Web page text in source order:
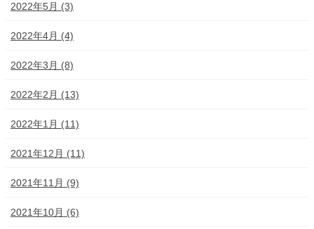
2022年5月 (3)
2022年4月 (4)
2022年3月 (8)
2022年2月 (13)
2022年1月 (11)
2021年12月 (11)
2021年11月 (9)
2021年10月 (6)